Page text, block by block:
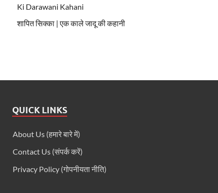
Ki Darawani Kahani
शापित सिक्का | एक काले जादू की कहानी
QUICK LINKS
About Us (हमारे बारे में)
Contact Us (संपर्क करें)
Privacy Policy (गोपनीयता नीति)